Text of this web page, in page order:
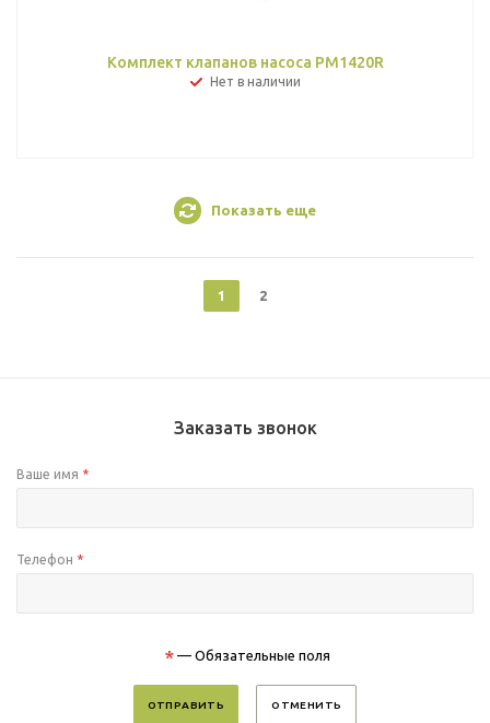
Комплект клапанов насоса PM1420R
Нет в наличии
Показать еще
1 2
Заказать звонок
Ваше имя *
Телефон *
*— Обязательные поля
ОТМЕНИТЬ